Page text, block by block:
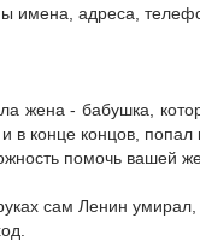
имена, адреса,
жена - бабушка,
в конце концов,
помочь вашей
сам Ленин умирал,